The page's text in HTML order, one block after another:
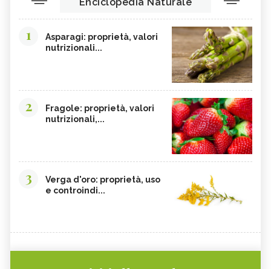
1
Asparagi: proprietà, valori
nutrizionali...
2
Fragole: proprietà, valori
nutrizionali,...
3
Verga d'oro: proprietà, uso
e controindi...